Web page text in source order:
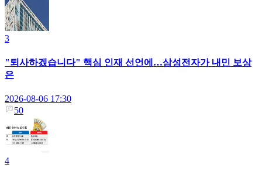
3
"퇴사하겠습니다" 핵심 인재 선언에…삼성전자가 내민 보상
은
2026-08-06 17:30
50
4